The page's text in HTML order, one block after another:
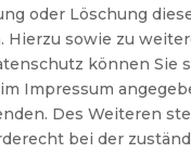
oder Löschung
Hierzu sowie zu
können Sie
Impressum
Des Weiteren
bei der